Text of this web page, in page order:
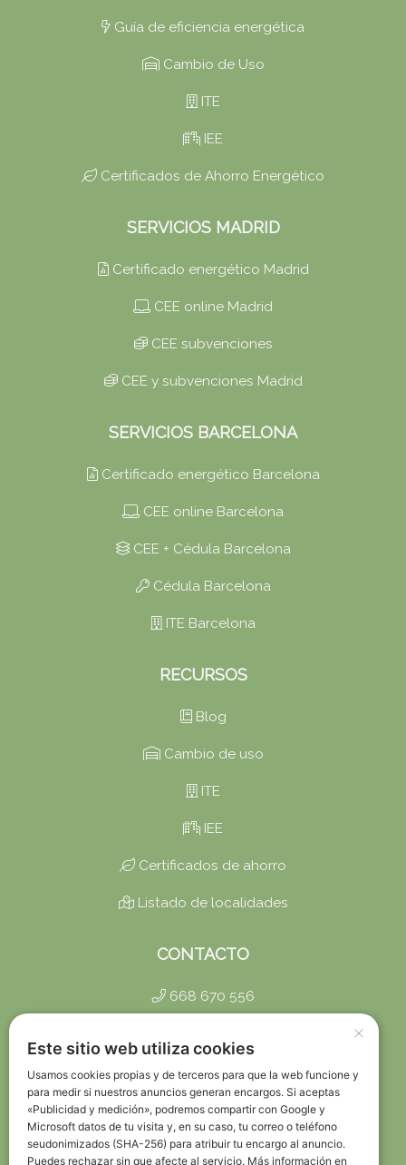
Guía de eficiencia energética
Cambio de Uso
ITE
IEE
Certificados de Ahorro Energético
SERVICIOS MADRID
Certificado energético Madrid
CEE online Madrid
CEE subvenciones
CEE y subvenciones Madrid
SERVICIOS BARCELONA
Certificado energético Barcelona
CEE online Barcelona
CEE + Cédula Barcelona
Cédula Barcelona
ITE Barcelona
RECURSOS
Blog
Cambio de uso
ITE
IEE
Certificados de ahorro
Listado de localidades
CONTACTO
668 670 556
Trabaja con Nosotros
Política de Privacidad
Política de Devoluciones
×
Este sitio web utiliza cookies
Usamos cookies propias y de terceros para que la web funcione y
para medir si nuestros anuncios generan encargos. Si aceptas
«Publicidad y medición», podremos compartir con Google y
Microsoft datos de tu visita y, en su caso, tu correo o teléfono
seudonimizados (SHA-256) para atribuir tu encargo al anuncio.
Puedes rechazar sin que afecte al servicio. Más información en